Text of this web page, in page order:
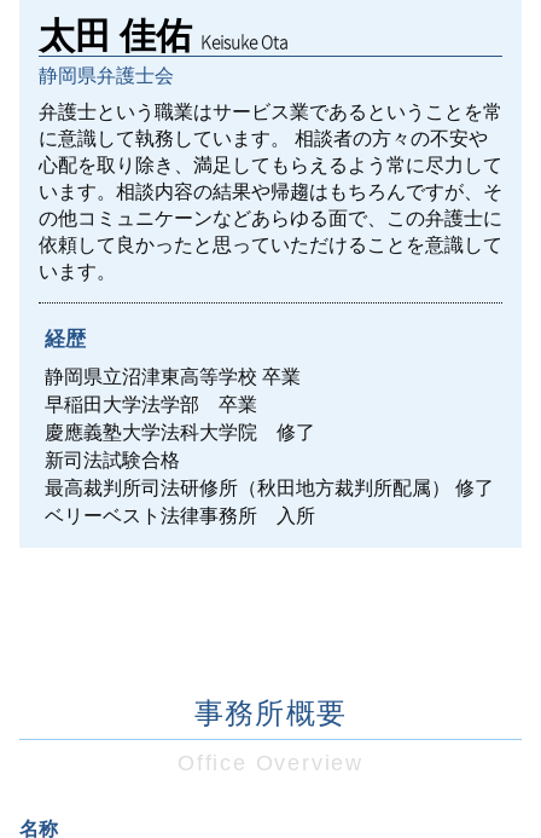
家賃滞納 立ち退き
日野市 一般民事
福生市 一般民事
福生市 家事事件
任意後見制度とは
武蔵野市 家事事件
家事事件
小平市 一般民事
労災 弁護士
労働問題 不利益変更
多摩市 労働問題
労働問題 モラハラ
労働問題 弁護士
労働問題 調停
未払い残業代 請求されたら
労働問題 訴訟
労働問題 セクハラ
労働問題 セクハラ 相談
未払い残業代 弁護士 費用
離婚 相手の親
離婚準備 貯金 いくら
離婚 ペットの養育費
離婚協議
多摩エリア 離婚 相談
武蔵野市 離婚 相談
離婚 親権
離婚調停 別居
離婚 会社 手続き
離婚 種類
離婚 ペット 養育費
面会交流
多摩市 離婚 相談
太田 佳佑 Keisuke Ota
静岡県弁護士会
弁護士という職業はサービス業であるということを常
に意識して執務しています。
相談者の方々の不安や
心配を取り除き、満足してもらえるよう常に尽力して
います。相談内容の結果や帰趨はもちろんですが、そ
の他コミュニケーンなどあらゆる面で、この弁護士に
依頼して良かったと思っていただけることを意識して
います。
経歴
静岡県立沼津東高等学校 卒業
早稲田大学法学部 卒業
慶應義塾大学法科大学院 修了
新司法試験合格
最高裁判所司法研修所（秋田地方裁判所配属） 修了
ベリーベスト法律事務所 入所
事務所概要
Office Overview
名称